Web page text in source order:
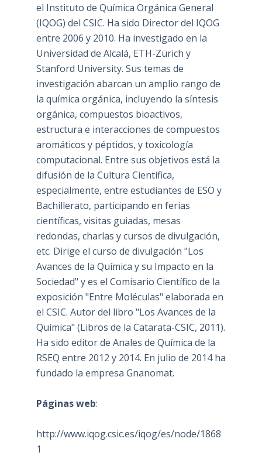
el Instituto de Química Orgánica General
(IQOG) del CSIC. Ha sido Director del IQOG
entre 2006 y 2010. Ha investigado en la
Universidad de Alcalá, ETH-Zürich y
Stanford University. Sus temas de
investigación abarcan un amplio rango de
la química orgánica, incluyendo la síntesis
orgánica, compuestos bioactivos,
estructura e interacciones de compuestos
aromáticos y péptidos, y toxicología
computacional. Entre sus objetivos está la
difusión de la Cultura Científica,
especialmente, entre estudiantes de ESO y
Bachillerato, participando en ferias
científicas, visitas guiadas, mesas
redondas, charlas y cursos de divulgación,
etc. Dirige el curso de divulgación "Los
Avances de la Química y su Impacto en la
Sociedad" y es el Comisario Científico de la
exposición "Entre Moléculas" elaborada en
el CSIC. Autor del libro "Los Avances de la
Química" (Libros de la Catarata-CSIC, 2011).
Ha sido editor de Anales de Química de la
RSEQ entre 2012 y 2014. En julio de 2014 ha
fundado la empresa Gnanomat.
Páginas web:
http://www.iqog.csic.es/iqog/es/node/1868
1